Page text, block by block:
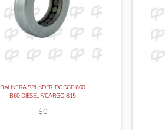
BALINERA SPLINDER DODGE 600
B60 DIESEL F/CARGO 815
$0